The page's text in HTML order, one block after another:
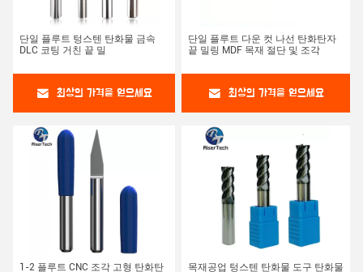
단일 플루트 텅스텐 탄화물 금속
DLC 코팅 거친 끝 밀
최상의 가격을 얻으세요
단일 플루트 다운 컷 나선 탄화탄자
끝 밀링 MDF 목재 절단 및 조각
최상의 가격을 얻으세요
1-2 플루트 CNC 조각 고형 탄화탄
목재공업 텅스텐 탄화물 도구 탄화물